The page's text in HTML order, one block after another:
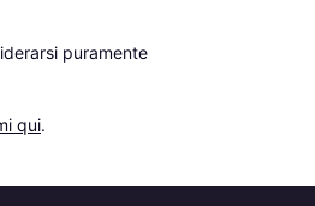
puramente
qui.